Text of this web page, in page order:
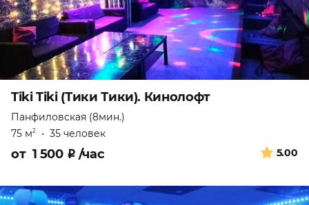
Tiki Tiki (Тики Тики). Кинолофт
Панфиловская (8мин.)
75 м2 • 35 человек
5.00
от 1 500 ₽ /час